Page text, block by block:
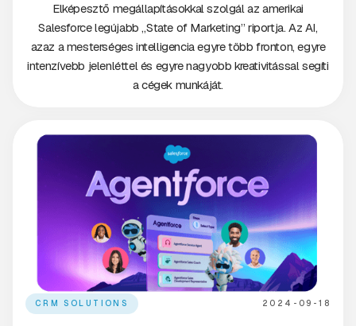
Elképesztő megállapításokkal szolgál az amerikai
Salesforce legújabb „State of Marketing” riportja. Az AI,
azaz a mesterséges intelligencia egyre több fronton, egyre
intenzívebb jelenléttel és egyre nagyobb kreativitással segíti
a cégek munkáját.
CRM SOLUTIONS 2024-09-18